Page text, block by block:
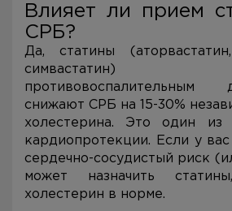
Влияет ли прием
СРБ?
Да, статины (аторвастатин,
симвастатин)
снижают СРБ на 15-30%
холестерина. Это один из
кардиопротекции. Если у
сердечно-сосудистый риск
может назначить
холестерин в норме.